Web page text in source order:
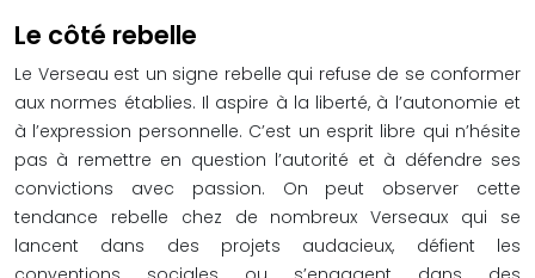
Le côté rebelle
Le Verseau est un signe rebelle qui refuse de se conformer
aux normes établies. Il aspire à la liberté, à l’autonomie et
à l’expression personnelle. C’est un esprit libre qui n’hésite
pas à remettre en question l’autorité et à défendre ses
convictions avec passion. On peut observer cette
tendance rebelle chez de nombreux Verseaux qui se
lancent dans des projets audacieux, défient les